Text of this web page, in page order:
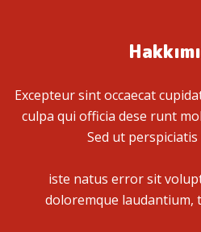
Excepteur sint occaecat
culpa qui officia dese runt
Sed ut
iste natus error sit
doloremque laudantium,